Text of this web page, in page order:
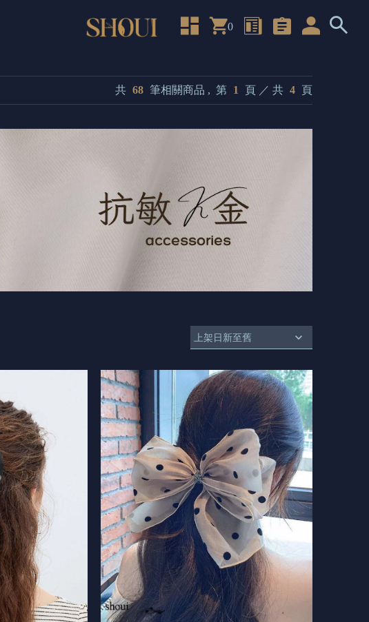
0
共 68 筆相關商品 , 第 1 頁 ／ 共 4 頁